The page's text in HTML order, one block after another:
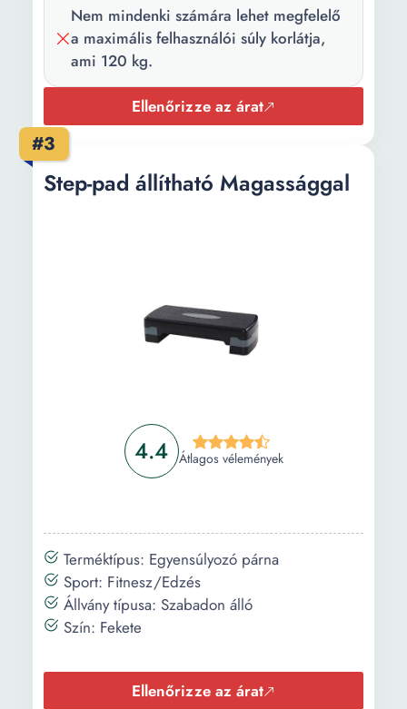
Nem mindenki számára lehet megfelelő
a maximális felhasználói súly korlátja,
ami 120 kg.
Ellenőrizze az árat
#3
4.4 Átlagos vélemények
Step-pad állítható Magassággal
Terméktípus: Egyensúlyozó párna
Sport: Fitnesz/Edzés
Állvány típusa: Szabadon álló
Szín: Fekete
Ellenőrizze az árat